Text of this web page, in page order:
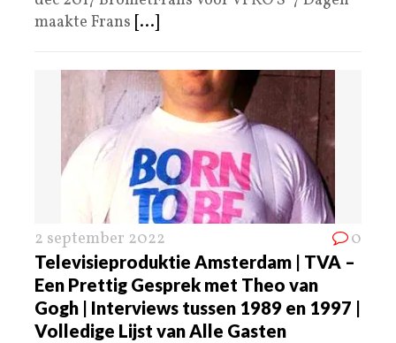
maakte Frans [...]
2 september 2022 0
Televisieproduktie Amsterdam | TVA –
Een Prettig Gesprek met Theo van
Gogh | Interviews tussen 1989 en 1997 |
Volledige Lijst van Alle Gasten